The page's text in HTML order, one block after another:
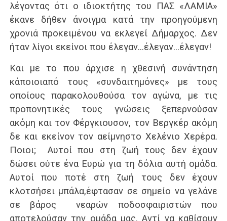
λέγοντας ότι ο ιδιοκτήτης του ΠΑΣ «ΛΑΜΙΑ»
έκανε δήθεν άνοιγμα κατά την προηγούμενη
χρονιά προκειμένου να εκλεγεί Δήμαρχος. Δεν
ήταν λίγοι εκείνοι που έλεγαν…έλεγαν…έλεγαν!
Και με το που άρχισε η χθεσινή συνάντηση
κάποιοιαπό τους «συνδαιτημόνες» με τους
οποίους παρακολουθούσα τον αγώνα, με τις
προπονητικές τους γνώσεις ξεπερνούσαν
ακόμη και τον Φέργκιουσον, τον Βεργκέρ ακόμη
δε και εκείνον τον αείμνηστο Χελένιο Χερέρα.
Ποιοι; Αυτοί που στη ζωή τους δεν έχουν
δώσει ούτε ένα Ευρώ για τη δόλια αυτή ομάδα.
Αυτοί που ποτέ στη ζωή τους δεν έχουν
κλοτσήσει μπάλα,έφτασαν σε σημείο να γελάνε
σε βάρος νεαρών ποδοσφαιριστών που
αποτελούσαν την ομάδα μας. Αντί να καθίσουν